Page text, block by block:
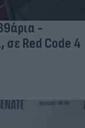
-
σε Red Code 4